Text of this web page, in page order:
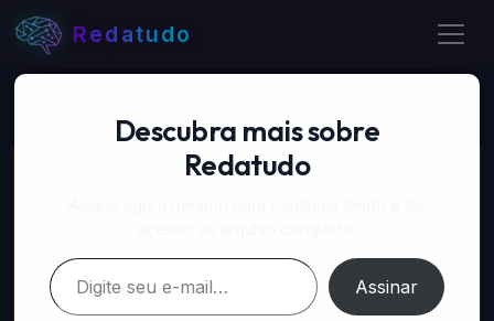
Redatudo
📚 LIVROS RECOMENDADOS
Escrito pelo cofundador do DeepMind: como a IA vai
transformar tudo. 1.100 avaliações ★4.6.
Descubra mais sobre
Redatudo
Digite seu e-mail…
Assinar